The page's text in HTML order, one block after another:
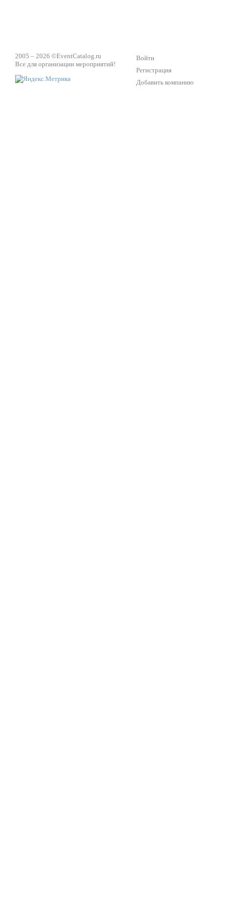
2005 – 2026 ©EventCatalog.ru
Все для организации мероприятий!
Войти
Регистрация
Добавить компанию